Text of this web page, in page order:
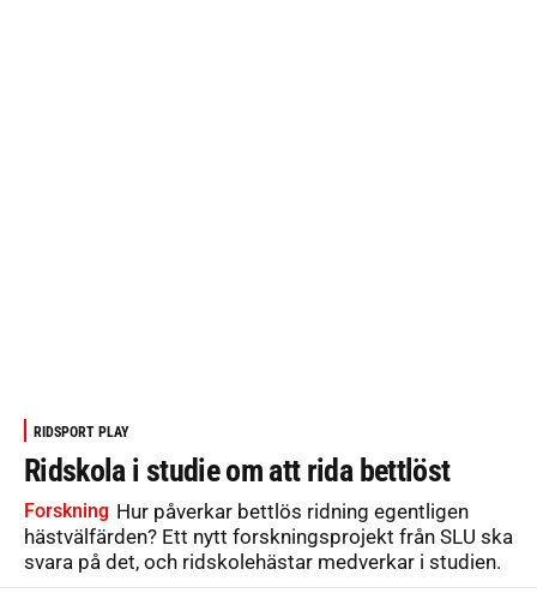
RIDSPORT PLAY
Ridskola i studie om att rida bettlöst
Forskning Hur påverkar bettlös ridning egentligen
hästvälfärden? Ett nytt forskningsprojekt från SLU ska
svara på det, och ridskolehästar medverkar i studien.